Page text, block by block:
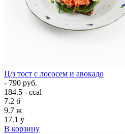
Ц/з тост с лососем и авокадо
- 790 руб.
184.5 - ccal
7.2 б
9.7 ж
17.1 у
В корзину